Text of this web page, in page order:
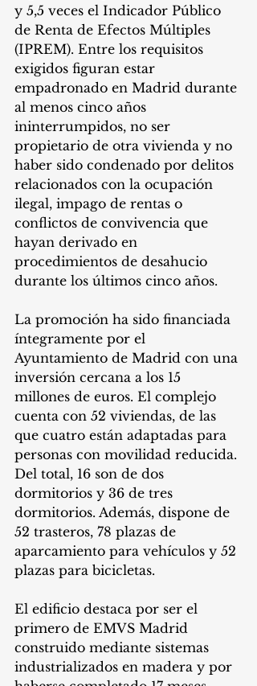
y 5,5 veces el Indicador Público
de Renta de Efectos Múltiples
(IPREM). Entre los requisitos
exigidos figuran estar
empadronado en Madrid durante
al menos cinco años
ininterrumpidos, no ser
propietario de otra vivienda y no
haber sido condenado por delitos
relacionados con la ocupación
ilegal, impago de rentas o
conflictos de convivencia que
hayan derivado en
procedimientos de desahucio
durante los últimos cinco años.
La promoción ha sido financiada
íntegramente por el
Ayuntamiento de Madrid con una
inversión cercana a los 15
millones de euros. El complejo
cuenta con 52 viviendas, de las
que cuatro están adaptadas para
personas con movilidad reducida.
Del total, 16 son de dos
dormitorios y 36 de tres
dormitorios. Además, dispone de
52 trasteros, 78 plazas de
aparcamiento para vehículos y 52
plazas para bicicletas.
El edificio destaca por ser el
primero de EMVS Madrid
construido mediante sistemas
industrializados en madera y por